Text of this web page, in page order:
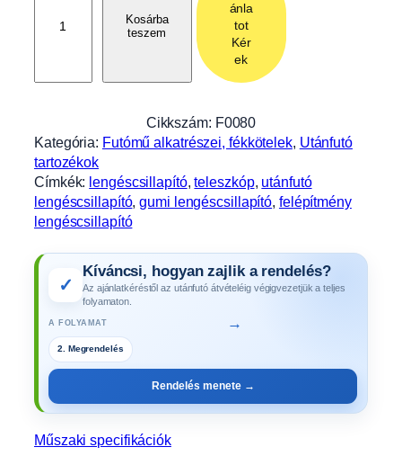
i
l
l
a
p
y
h
e
Kosárba
teszem
ánla
tot
Kér
ek
Cikkszám: F0080
Kategória: Futómű alkatrészei, fékkötelek, Utánfutó
tartozékok
Címkék: lengéscsillapító, teleszkóp, utánfutó
lengéscsillapító, gumi lengéscsillapító, felépítmény
lengéscsillapító
✓
Kíváncsi, hogyan zajlik a rendelés?
Az ajánlatkéréstől az utánfutó átvételéig végigvezetjük a teljes
folyamaton.
A FOLYAMAT →
2. Megrendelés
Rendelés menete →
Műszaki specifikációk